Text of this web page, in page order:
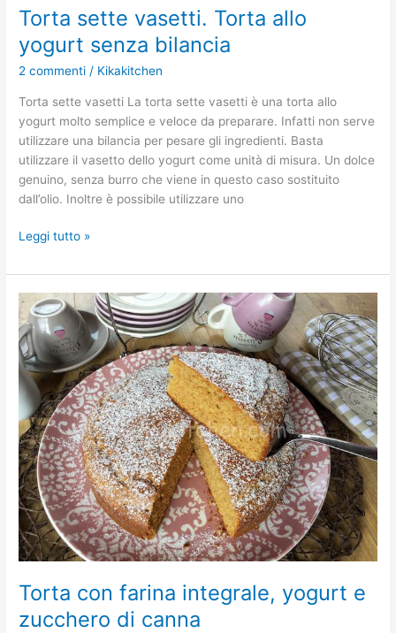
Torta sette vasetti. Torta allo
yogurt senza bilancia
2 commenti / Kikakitchen
Torta sette vasetti La torta sette vasetti è una torta allo
yogurt molto semplice e veloce da preparare. Infatti non serve
utilizzare una bilancia per pesare gli ingredienti. Basta
utilizzare il vasetto dello yogurt come unità di misura. Un dolce
genuino, senza burro che viene in questo caso sostituito
dall’olio. Inoltre è possibile utilizzare uno
Leggi tutto »
Torta con farina integrale, yogurt e
zucchero di canna
Torta
con
farina
integrale,
yogurt
e
zucchero
di
canna